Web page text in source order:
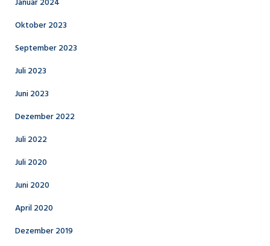
Oktober 2023
September 2023
Juli 2023
Juni 2023
Dezember 2022
Juli 2022
Juli 2020
Juni 2020
April 2020
Dezember 2019